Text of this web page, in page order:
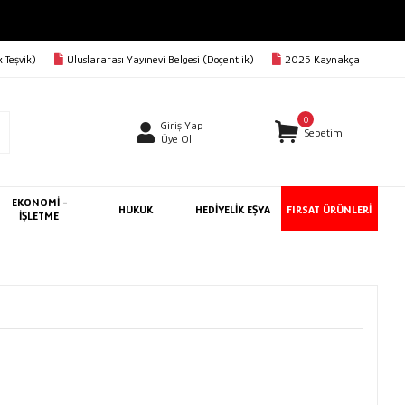
Teşvik) Uluslararası Yayınevi Belgesi (Doçentlik) 2025 Kaynakça
Giriş Yap
Üye Ol
0
Sepetim
EKONOMİ -
İŞLETME
HUKUK HEDİYELİK EŞYA FIRSAT ÜRÜNLERİ